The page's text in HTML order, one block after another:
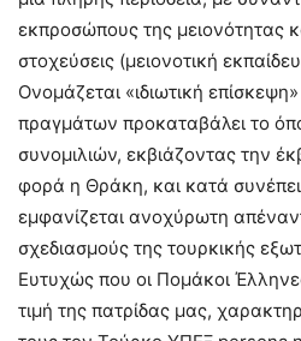
εκπροσώπους της μειονότητας
στοχεύσεις (μειονοτική
Ονομάζεται «ιδιωτική
πραγμάτων προκαταβάλει το
συνομιλιών, εκβιάζοντας την
φορά η Θράκη, και κατά
εμφανίζεται ανοχύρωτη
σχεδιασμούς της τουρκικής
Ευτυχώς που οι Πομάκοι
τιμή της πατρίδας μας,